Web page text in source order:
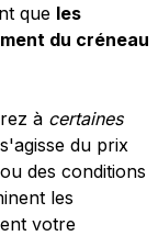
que les
du créneau
à certaines
du prix
des conditions
les
votre